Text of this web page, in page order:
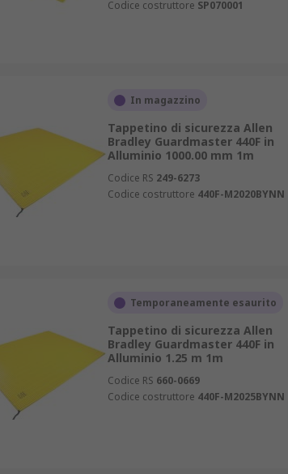
Codice costruttore SP070001
In magazzino
Tappetino di sicurezza Allen
Bradley Guardmaster 440F in
Alluminio 1000.00 mm 1m
Codice RS 249-6273
Codice costruttore 440F-M2020BYNN
Temporaneamente esaurito
Tappetino di sicurezza Allen
Bradley Guardmaster 440F in
Alluminio 1.25 m 1m
Codice RS 660-0669
Codice costruttore 440F-M2025BYNN